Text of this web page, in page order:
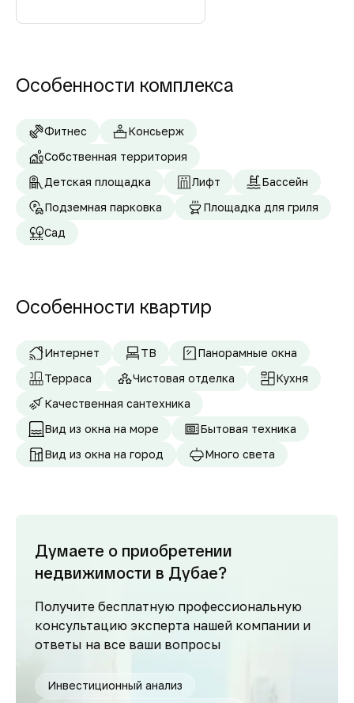
Особенности комплекса
Фитнес
Консьерж
Собственная территория
Детская площадка
Лифт
Бассейн
Подземная парковка
Площадка для гриля
Сад
Особенности квартир
Интернет ТВ
Панорамные окна
Терраса
Чистовая отделка
Кухня
Качественная сантехника
Вид из окна на море
Бытовая техника
Вид из окна на город
Много света
Думаете о приобретении
недвижимости в Дубае?
Получите бесплатную профессиональную
консультацию эксперта нашей компании и
ответы на все ваши вопросы
Инвестиционный анализ